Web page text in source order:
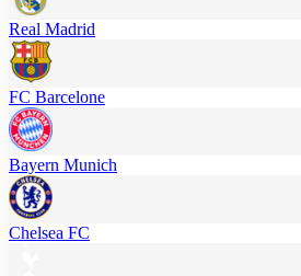
Real Madrid
FC Barcelone
Bayern Munich
Chelsea FC